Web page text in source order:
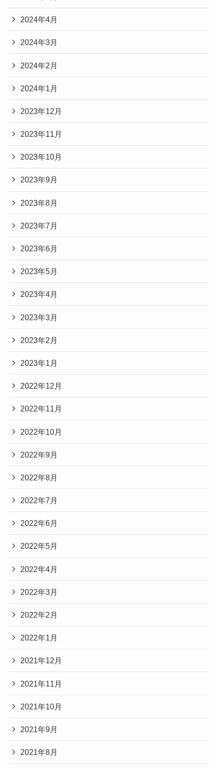
2024年4月
2024年3月
2024年2月
2024年1月
2023年12月
2023年11月
2023年10月
2023年9月
2023年8月
2023年7月
2023年6月
2023年5月
2023年4月
2023年3月
2023年2月
2023年1月
2022年12月
2022年11月
2022年10月
2022年9月
2022年8月
2022年7月
2022年6月
2022年5月
2022年4月
2022年3月
2022年2月
2022年1月
2021年12月
2021年11月
2021年10月
2021年9月
2021年8月